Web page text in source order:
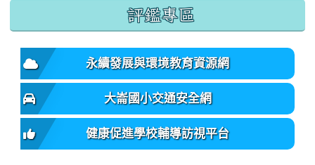
:::
評鑑專區
永續發展與環境教育資源網
大崙國小交通安全網
健康促進學校輔導訪視平台